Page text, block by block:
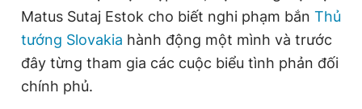
chép dưới mọi hình thức nếu không có sự chấp thuận bằng văn
bản. Phát triển bởi ePi Technologies, JSC.
Matus Sutaj Estok cho biết nghi phạm bắn Thủ
tướng Slovakia hành động một mình và trước
đây từng tham gia các cuộc biểu tình phản đối
chính phủ.